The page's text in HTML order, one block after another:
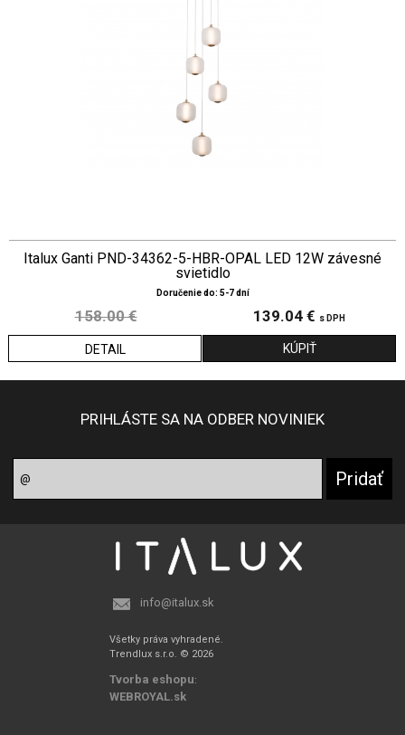
Italux Ganti PND-34362-5-HBR-OPAL LED 12W závesné
svietidlo
Doručenie do: 5-7 dní
158.00 € 139.04 € s DPH
DETAIL
PRIHLÁSTE SA NA ODBER NOVINIEK
info@italux.sk
Všetky práva vyhradené.
Trendlux s.r.o. © 2026
Tvorba eshopu:
WEBROYAL.sk